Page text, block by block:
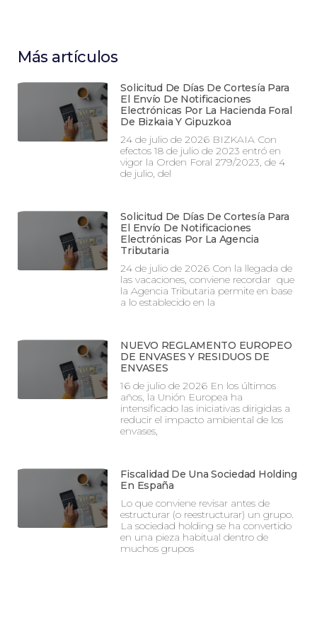
Más artículos
Solicitud De Días De Cortesía Para
El Envío De Notificaciones
Electrónicas Por La Hacienda Foral
De Bizkaia Y Gipuzkoa
24 de julio de 2026 BIZKAIA Con
efectos 18 de julio de 2023 entró en
vigor la Orden Foral 279/2023, de 4
de julio, del
Solicitud De Días De Cortesía Para
El Envío De Notificaciones
Electrónicas Por La Agencia
Tributaria
24 de julio de 2026 Con la llegada de
las vacaciones, conviene recordar que
la Agencia Tributaria permite en base
a lo establecido en la
NUEVO REGLAMENTO EUROPEO
DE ENVASES Y RESIDUOS DE
ENVASES
16 de julio de 2026 En los últimos
años, la Unión Europea ha
intensificado las iniciativas dirigidas a
reducir el impacto ambiental de los
envases,
Fiscalidad De Una Sociedad Holding
En España
Lo que conviene revisar antes de
estructurar (o reestructurar) un grupo.
La sociedad holding se ha convertido
en una pieza habitual dentro de
muchos grupos